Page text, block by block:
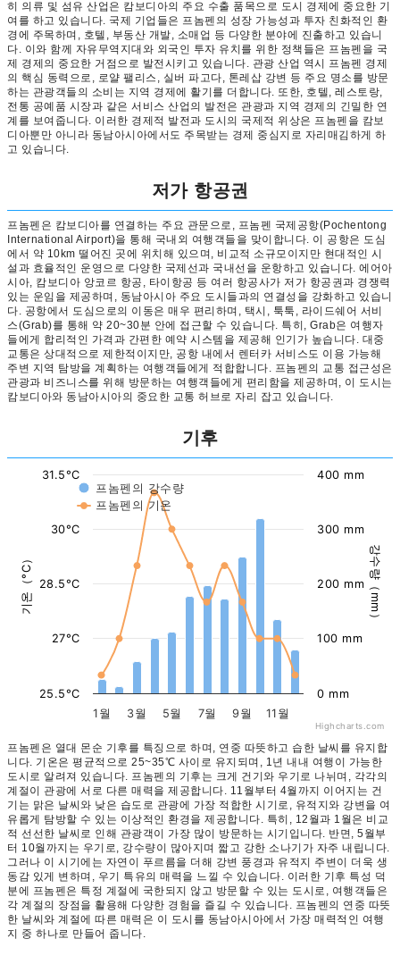
히 의류 및 섬유 산업은 캄보디아의 주요 수출 품목으로 도시 경제에 중요한 기
여를 하고 있습니다. 국제 기업들은 프놈펜의 성장 가능성과 투자 친화적인 환
경에 주목하며, 호텔, 부동산 개발, 소매업 등 다양한 분야에 진출하고 있습니
다. 이와 함께 자유무역지대와 외국인 투자 유치를 위한 정책들은 프놈펜을 국
제 경제의 중요한 거점으로 발전시키고 있습니다. 관광 산업 역시 프놈펜 경제
의 핵심 동력으로, 로얄 팰리스, 실버 파고다, 톤레삽 강변 등 주요 명소를 방문
하는 관광객들의 소비는 지역 경제에 활기를 더합니다. 또한, 호텔, 레스토랑,
전통 공예품 시장과 같은 서비스 산업의 발전은 관광과 지역 경제의 긴밀한 연
계를 보여줍니다. 이러한 경제적 발전과 도시의 국제적 위상은 프놈펜을 캄보
디아뿐만 아니라 동남아시아에서도 주목받는 경제 중심지로 자리매김하게 하
고 있습니다.
저가 항공권
프놈펜은 캄보디아를 연결하는 주요 관문으로, 프놈펜 국제공항(Pochentong
International Airport)을 통해 국내외 여행객들을 맞이합니다. 이 공항은 도심
에서 약 10km 떨어진 곳에 위치해 있으며, 비교적 소규모이지만 현대적인 시
설과 효율적인 운영으로 다양한 국제선과 국내선을 운항하고 있습니다. 에어아
시아, 캄보디아 앙코르 항공, 타이항공 등 여러 항공사가 저가 항공권과 경쟁력
있는 운임을 제공하며, 동남아시아 주요 도시들과의 연결성을 강화하고 있습니
다. 공항에서 도심으로의 이동은 매우 편리하며, 택시, 툭툭, 라이드쉐어 서비
스(Grab)를 통해 약 20~30분 안에 접근할 수 있습니다. 특히, Grab은 여행자
들에게 합리적인 가격과 간편한 예약 시스템을 제공해 인기가 높습니다. 대중
교통은 상대적으로 제한적이지만, 공항 내에서 렌터카 서비스도 이용 가능해
주변 지역 탐방을 계획하는 여행객들에게 적합합니다. 프놈펜의 교통 접근성은
관광과 비즈니스를 위해 방문하는 여행객들에게 편리함을 제공하며, 이 도시는
캄보디아와 동남아시아의 중요한 교통 허브로 자리 잡고 있습니다.
기후
기온（°C） 강수량（mm）
프놈펜의 강수량
프놈펜의 기온
1월 3월 5월 7월 9월 11월
25.5°C
27°C
28.5°C
30°C
31.5°C
0 mm
100 mm
200 mm
300 mm
400 mm
Highcharts.com
프놈펜은 열대 몬순 기후를 특징으로 하며, 연중 따뜻하고 습한 날씨를 유지합
니다. 기온은 평균적으로 25~35℃ 사이로 유지되며, 1년 내내 여행이 가능한
도시로 알려져 있습니다. 프놈펜의 기후는 크게 건기와 우기로 나뉘며, 각각의
계절이 관광에 서로 다른 매력을 제공합니다. 11월부터 4월까지 이어지는 건
기는 맑은 날씨와 낮은 습도로 관광에 가장 적합한 시기로, 유적지와 강변을 여
유롭게 탐방할 수 있는 이상적인 환경을 제공합니다. 특히, 12월과 1월은 비교
적 선선한 날씨로 인해 관광객이 가장 많이 방문하는 시기입니다. 반면, 5월부
터 10월까지는 우기로, 강수량이 많아지며 짧고 강한 소나기가 자주 내립니다.
그러나 이 시기에는 자연이 푸르름을 더해 강변 풍경과 유적지 주변이 더욱 생
동감 있게 변하며, 우기 특유의 매력을 느낄 수 있습니다. 이러한 기후 특성 덕
분에 프놈펜은 특정 계절에 국한되지 않고 방문할 수 있는 도시로, 여행객들은
각 계절의 장점을 활용해 다양한 경험을 즐길 수 있습니다. 프놈펜의 연중 따뜻
한 날씨와 계절에 따른 매력은 이 도시를 동남아시아에서 가장 매력적인 여행
지 중 하나로 만들어 줍니다.